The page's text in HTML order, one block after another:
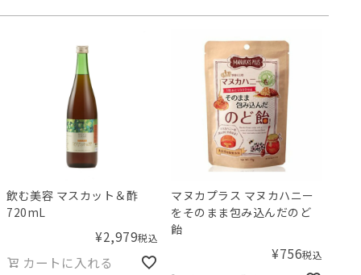
飲む美容 マスカット＆酢
720mL
¥2,979税込
カートに入れる
マヌカプラス マヌカハニー
をそのまま包み込んだのど
飴
¥756税込